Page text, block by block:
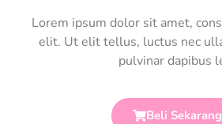
Lorem ipsum dolor sit amet,
elit. Ut elit tellus, luctus nec
pulvinar dapibus
Beli Sekarang